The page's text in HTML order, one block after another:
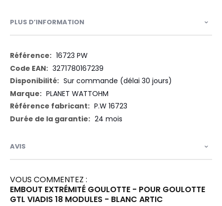
PLUS D’INFORMATION
Plus
d’information
16723 PW
3271780167239
Sur commande (délai 30 jours)
PLANET WATTOHM
P.W 16723
24 mois
AVIS
VOUS COMMENTEZ :
EMBOUT EXTRÉMITÉ GOULOTTE - POUR GOULOTTE
GTL VIADIS 18 MODULES - BLANC ARTIC